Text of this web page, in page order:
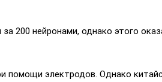
200 нейронами, однако этого
помощи электродов. Однако